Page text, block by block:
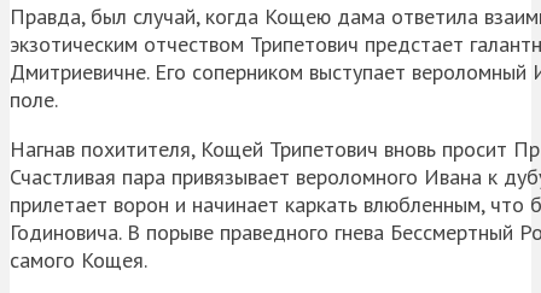
Правда, был случай, когда Кощею дама ответила
экзотическим отчеством Трипетович предстает
Дмитриевичне. Его соперником выступает
поле.
Нагнав похитителя, Кощей Трипетович вновь просит
Счастливая пара привязывает вероломного Ивана к
прилетает ворон и начинает каркать влюбленным,
Годиновича. В порыве праведного гнева Бессмертный
самого Кощея.